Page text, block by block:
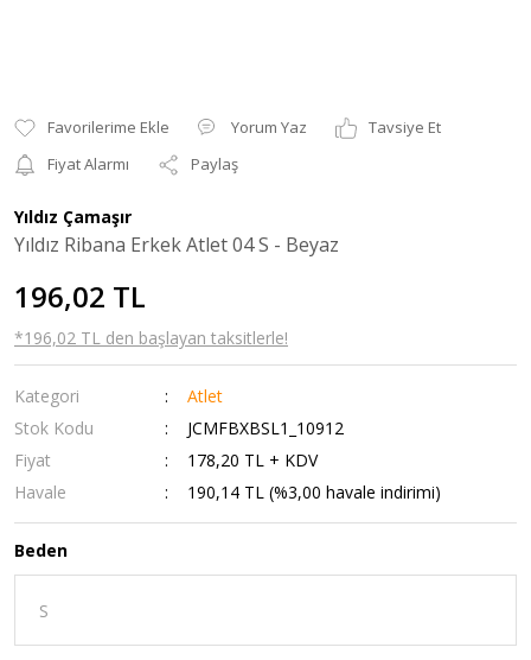
Yorum Yaz
Tavsiye Et
Fiyat Alarmı
Paylaş
Yıldız Çamaşır
Yıldız Ribana Erkek Atlet 04 S - Beyaz
196,02 TL
*196,02 TL den başlayan taksitlerle!
Kategori
Atlet
Stok Kodu
JCMFBXBSL1_10912
Fiyat
178,20 TL + KDV
Havale
190,14 TL (%3,00 havale indirimi)
Beden